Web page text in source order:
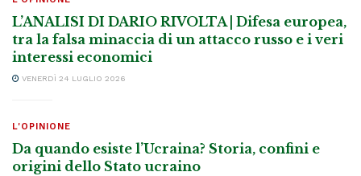
L’ANALISI DI DARIO RIVOLTA | Difesa europea,
tra la falsa minaccia di un attacco russo e i veri
interessi economici
VENERDÌ 24 LUGLIO 2026
L'OPINIONE
Da quando esiste l’Ucraina? Storia, confini e
origini dello Stato ucraino